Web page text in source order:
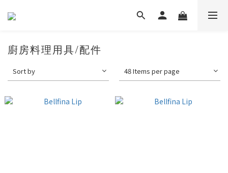
廚房料理用具/配件
Sort by 48 Items per page